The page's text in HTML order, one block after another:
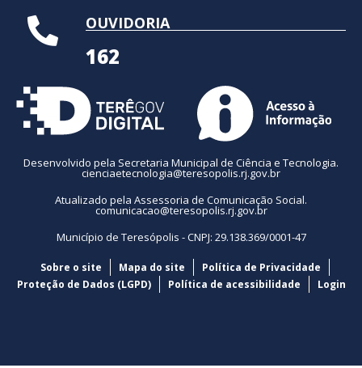
OUVIDORIA
162
Desenvolvido pela Secretaria Municipal de Ciência e Tecnologia.
cienciaetecnologia@teresopolis.rj.gov.br
Atualizado pela Assessoria de Comunicação Social.
comunicacao@teresopolis.rj.gov.br
Município de Teresópolis - CNPJ: 29.138.369/0001-47
Sobre o site Mapa do site
Política de Privacidade
Proteção de Dados (LGPD)
Política de acessibilidade Login